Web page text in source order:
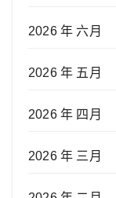
2026 年 六月
2026 年 五月
2026 年 四月
2026 年 三月